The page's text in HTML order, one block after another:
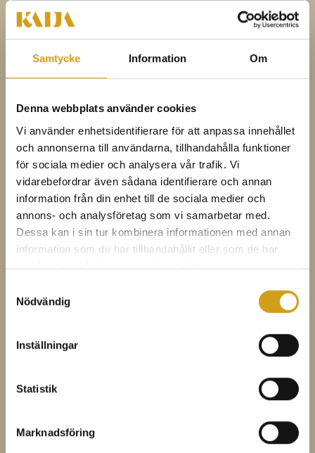
Samtycke Information Om
Denna webbplats använder cookies
Vi använder enhetsidentifierare för att anpassa innehållet
och annonserna till användarna, tillhandahålla funktioner
för sociala medier och analysera vår trafik. Vi
vidarebefordrar även sådana identifierare och annan
information från din enhet till de sociala medier och
annons- och analysföretag som vi samarbetar med.
Dessa kan i sin tur kombinera informationen med annan
information som du har tillhandahållit eller som de har
samlat in när du har använt deras tjänster.
Nödvändig
Inställningar
Statistik
Marknadsföring
Torsdagsosten: Pecorino Roncione
Läs mer